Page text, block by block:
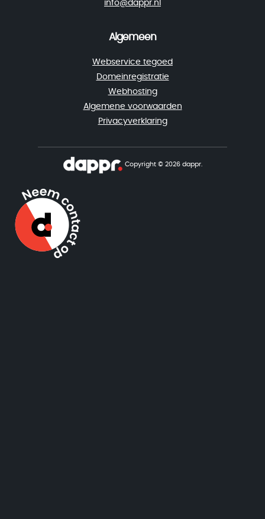
info@dappr.nl
Algemeen
Webservice tegoed
Domeinregistratie
Webhosting
Algemene voorwaarden
Privacyverklaring
Copyright © 2026 dappr.